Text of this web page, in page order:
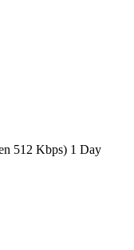
512 Kbps) 1 Day